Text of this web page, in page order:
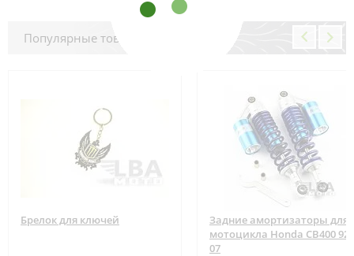
Популярные товары
Брелок для ключей
Задние амортизаторы для
мотоцикла Honda CB400 92-
07